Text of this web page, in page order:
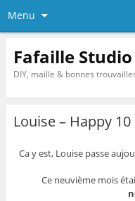
Menu
Fafaille Studio
DIY, maille & bonnes
Louise – Happy
Ca y est, Louise passe
Ce neuvième mois